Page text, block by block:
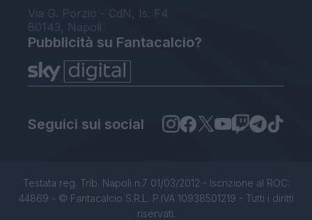
Via G. Porzio - CdN, Is. F4
80143, Napoli
Pubblicità su Fantacalcio?
Seguici sui social
Testata reg. Trib. Napoli n.7 01/03/2012 - Iscrizione al ROC:
44869 - © Fantacalcio S.R.L. P.IVA 10938501219 - Tutti i diritti
riservati.